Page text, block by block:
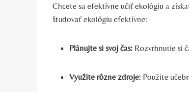
Chcete sa efektívne učiť ekológiu a
študovať ekológiu efektívne:
Plánujte si svoj čas: Rozvrhnutie si
Využite rôzne zdroje: Použite